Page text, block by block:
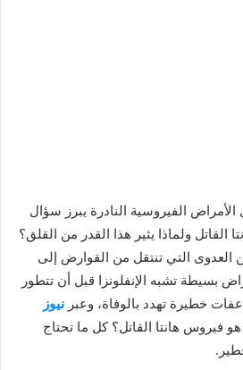
الفيروسية النادرة يبرز سؤال
ولماذا يثير هذا القدر من القلق؟
العدوى التي تنتقل من القوارض إلى
بسيطة تشبه الإنفلونزا قبل أن تتطور
خطيرة تهدد بالوفاة، وعبر نيوز
فيروس هانتا القاتل؟ كل ما تحتاج